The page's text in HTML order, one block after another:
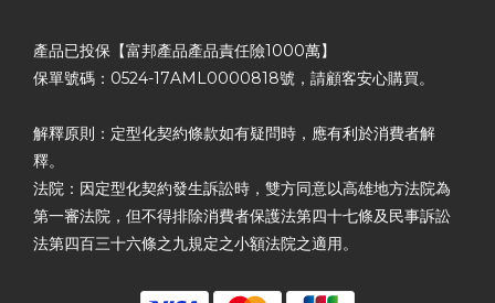
產品已投保【富邦產品產品責任險1000萬】
保單號碼：0524-17AML0000818號，請顧客安心購買。
解釋原則：定型化契約條款如有疑問時，應有利於消費者解
釋。
法院：因定型化契約發生訴訟時，雙方同意以高雄地方法院為
第一審法院，但不得排除消費者保護法第四十七條及民事訴訟
法第四百三十六條之九規定之小額法院之適用。